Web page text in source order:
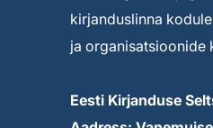
kirjanduslinna
ja organisatsioonide
Eesti Kirjanduse